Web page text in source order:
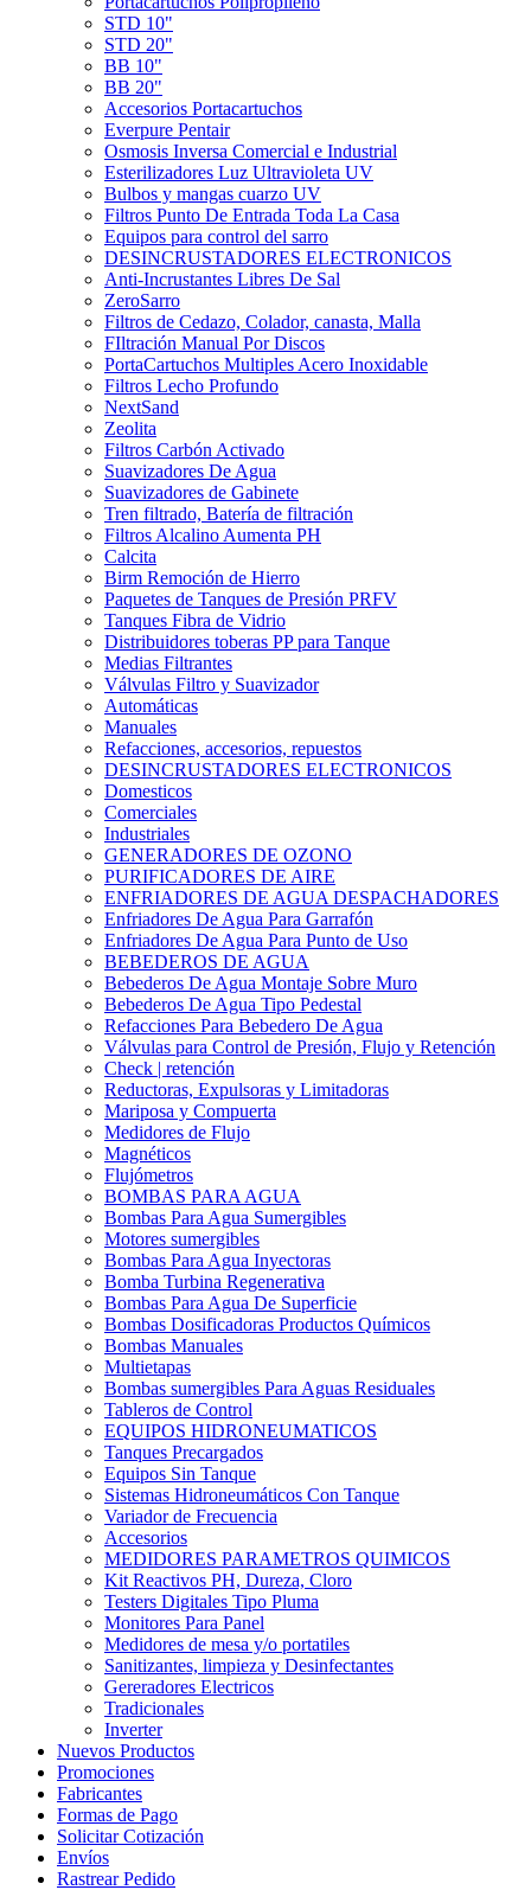
STD 10"
STD 20"
BB 10"
BB 20"
Accesorios Portacartuchos
Everpure Pentair
Osmosis Inversa Comercial e Industrial
Esterilizadores Luz Ultravioleta UV
Bulbos y mangas cuarzo UV
Filtros Punto De Entrada Toda La Casa
Equipos para control del sarro
DESINCRUSTADORES ELECTRONICOS
Anti-Incrustantes Libres De Sal
ZeroSarro
Filtros de Cedazo, Colador, canasta, Malla
FIltración Manual Por Discos
PortaCartuchos Multiples Acero Inoxidable
Filtros Lecho Profundo
NextSand
Zeolita
Filtros Carbón Activado
Suavizadores De Agua
Suavizadores de Gabinete
Tren filtrado, Batería de filtración
Filtros Alcalino Aumenta PH
Calcita
Birm Remoción de Hierro
Paquetes de Tanques de Presión PRFV
Tanques Fibra de Vidrio
Distribuidores toberas PP para Tanque
Medias Filtrantes
Válvulas Filtro y Suavizador
Automáticas
Manuales
Refacciones, accesorios, repuestos
DESINCRUSTADORES ELECTRONICOS
Domesticos
Comerciales
Industriales
GENERADORES DE OZONO
PURIFICADORES DE AIRE
ENFRIADORES DE AGUA DESPACHADORES
Enfriadores De Agua Para Garrafón
Enfriadores De Agua Para Punto de Uso
BEBEDEROS DE AGUA
Bebederos De Agua Montaje Sobre Muro
Bebederos De Agua Tipo Pedestal
Refacciones Para Bebedero De Agua
Válvulas para Control de Presión, Flujo y Retención
Check | retención
Reductoras, Expulsoras y Limitadoras
Mariposa y Compuerta
Medidores de Flujo
Magnéticos
Flujómetros
BOMBAS PARA AGUA
Bombas Para Agua Sumergibles
Motores sumergibles
Bombas Para Agua Inyectoras
Bomba Turbina Regenerativa
Bombas Para Agua De Superficie
Bombas Dosificadoras Productos Químicos
Bombas Manuales
Multietapas
Bombas sumergibles Para Aguas Residuales
Tableros de Control
EQUIPOS HIDRONEUMATICOS
Tanques Precargados
Equipos Sin Tanque
Sistemas Hidroneumáticos Con Tanque
Variador de Frecuencia
Accesorios
MEDIDORES PARAMETROS QUIMICOS
Kit Reactivos PH, Dureza, Cloro
Testers Digitales Tipo Pluma
Monitores Para Panel
Medidores de mesa y/o portatiles
Sanitizantes, limpieza y Desinfectantes
Gereradores Electricos
Tradicionales
Inverter
Nuevos Productos
Promociones
Fabricantes
Formas de Pago
Solicitar Cotización
Envíos
Rastrear Pedido